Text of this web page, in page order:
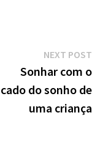
NEXT POST
Sonhar com o
do sonho de
uma criança